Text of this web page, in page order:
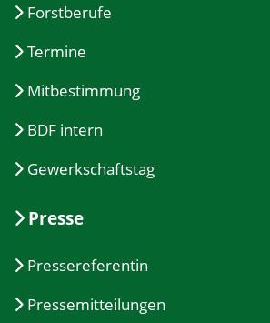
Forstberufe
Termine
Mitbestimmung
BDF intern
Gewerkschaftstag
Presse
Pressereferentin
Pressemitteilungen